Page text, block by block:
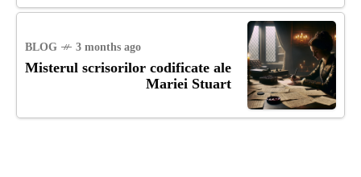
BLOG 3 months ago
Misterul scrisorilor codificate ale
Mariei Stuart